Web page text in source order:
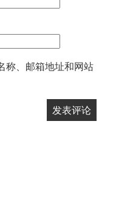
称、邮箱地址和网站